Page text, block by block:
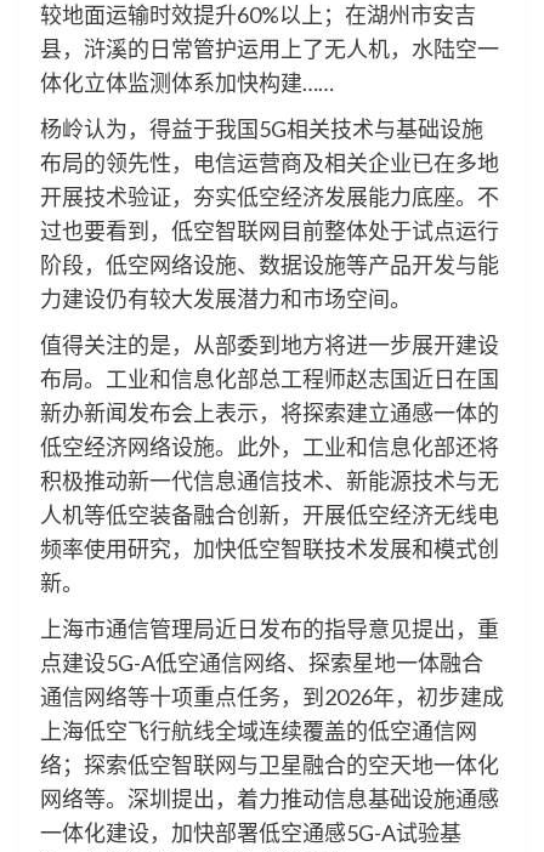
较地面运输时效提升60%以上；在湖州市安吉
县，浒溪的日常管护运用上了无人机，水陆空一
体化立体监测体系加快构建……
杨岭认为，得益于我国5G相关技术与基础设施
布局的领先性，电信运营商及相关企业已在多地
开展技术验证，夯实低空经济发展能力底座。不
过也要看到，低空智联网目前整体处于试点运行
阶段，低空网络设施、数据设施等产品开发与能
力建设仍有较大发展潜力和市场空间。
值得关注的是，从部委到地方将进一步展开建设
布局。工业和信息化部总工程师赵志国近日在国
新办新闻发布会上表示，将探索建立通感一体的
低空经济网络设施。此外，工业和信息化部还将
积极推动新一代信息通信技术、新能源技术与无
人机等低空装备融合创新，开展低空经济无线电
频率使用研究，加快低空智联技术发展和模式创
新。
上海市通信管理局近日发布的指导意见提出，重
点建设5G-A低空通信网络、探索星地一体融合
通信网络等十项重点任务，到2026年，初步建成
上海低空飞行航线全域连续覆盖的低空通信网
络；探索低空智联网与卫星融合的空天地一体化
网络等。深圳提出，着力推动信息基础设施通感
一体化建设，加快部署低空通感5G-A试验基